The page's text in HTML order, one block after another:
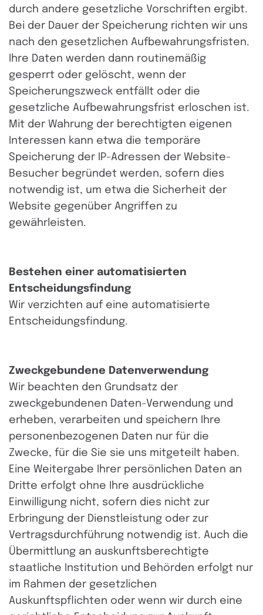
durch andere gesetzliche Vorschriften ergibt.
Bei der Dauer der Speicherung richten wir uns
nach den gesetzlichen Aufbewahrungsfristen.
Ihre Daten werden dann routinemäßig
gesperrt oder gelöscht, wenn der
Speicherungszweck entfällt oder die
gesetzliche Aufbewahrungsfrist erloschen ist.
Mit der Wahrung der berechtigten eigenen
Interessen kann etwa die temporäre
Speicherung der IP-Adressen der Website-
Besucher begründet werden, sofern dies
notwendig ist, um etwa die Sicherheit der
Website gegenüber Angriffen zu
gewährleisten.
Bestehen einer automatisierten
Entscheidungsfindung
Wir verzichten auf eine automatisierte
Entscheidungsfindung.
Zweckgebundene Datenverwendung
Wir beachten den Grundsatz der
zweckgebundenen Daten-Verwendung und
erheben, verarbeiten und speichern Ihre
personenbezogenen Daten nur für die
Zwecke, für die Sie sie uns mitgeteilt haben.
Eine Weitergabe Ihrer persönlichen Daten an
Dritte erfolgt ohne Ihre ausdrückliche
Einwilligung nicht, sofern dies nicht zur
Erbringung der Dienstleistung oder zur
Vertragsdurchführung notwendig ist. Auch die
Übermittlung an auskunftsberechtigte
staatliche Institution und Behörden erfolgt nur
im Rahmen der gesetzlichen
Auskunftspflichten oder wenn wir durch eine